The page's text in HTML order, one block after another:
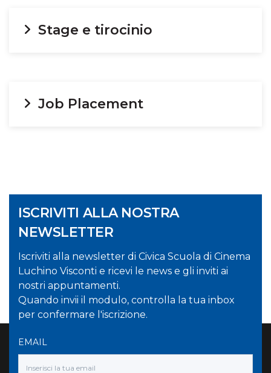
Stage e tirocinio
Job Placement
ISCRIVITI ALLA NOSTRA
NEWSLETTER
Iscriviti alla newsletter di Civica Scuola di Cinema
Luchino Visconti e ricevi le news e gli inviti ai
nostri appuntamenti.
Quando invii il modulo, controlla la tua inbox
per confermare l'iscrizione.
EMAIL